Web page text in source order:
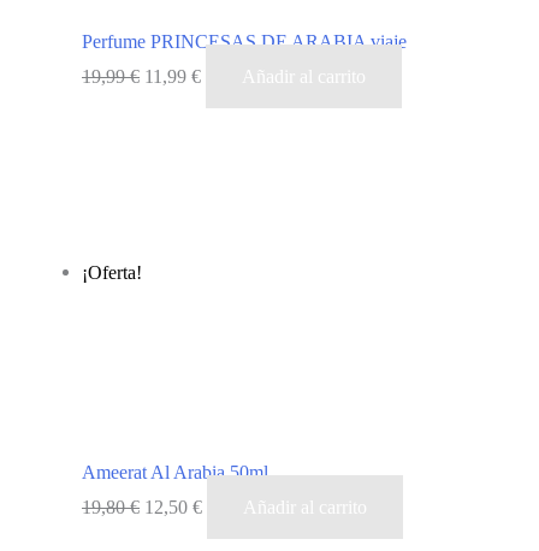
Perfume PRINCESAS DE ARABIA viaje
19,99€ El
11,99 €El
precio
Añadir al carrito
¡Oferta!
Ameerat Al Arabia 50ml
19,80€ El
12,50 €El
precio
Añadir al carrito